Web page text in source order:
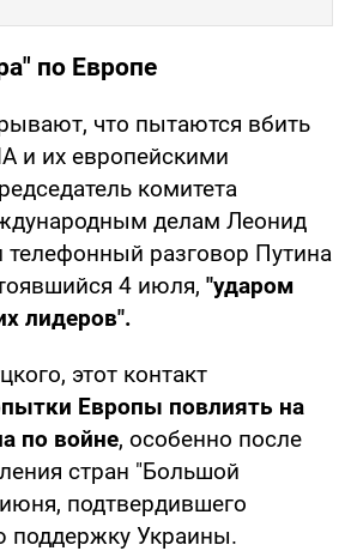
по Европе
что пытаются вбить
и их европейскими
комитета
делам Леонид
телефонный разговор Путина
4 июля, "ударом
лидеров".
этот контакт
Европы повлиять на
по войне, особенно после
стран "Большой
подтвердившего
поддержку Украины.